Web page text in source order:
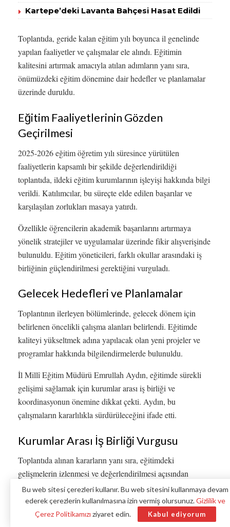
Kartepe’deki Lavanta Bahçesi Hasat Edildi
Toplantıda, geride kalan eğitim yılı boyunca il genelinde
yapılan faaliyetler ve çalışmalar ele alındı. Eğitimin
kalitesini artırmak amacıyla atılan adımların yanı sıra,
önümüzdeki eğitim dönemine dair hedefler ve planlamalar
üzerinde duruldu.
Eğitim Faaliyetlerinin Gözden
Geçirilmesi
2025-2026 eğitim öğretim yılı süresince yürütülen
faaliyetlerin kapsamlı bir şekilde değerlendirildiği
toplantıda, ildeki eğitim kurumlarının işleyişi hakkında bilgi
verildi. Katılımcılar, bu süreçte elde edilen başarılar ve
karşılaşılan zorlukları masaya yatırdı.
Özellikle öğrencilerin akademik başarılarını artırmaya
yönelik stratejiler ve uygulamalar üzerinde fikir alışverişinde
bulunuldu. Eğitim yöneticileri, farklı okullar arasındaki iş
birliğinin güçlendirilmesi gerektiğini vurguladı.
Gelecek Hedefleri ve Planlamalar
Toplantının ilerleyen bölümlerinde, gelecek dönem için
belirlenen öncelikli çalışma alanları belirlendi. Eğitimde
kaliteyi yükseltmek adına yapılacak olan yeni projeler ve
programlar hakkında bilgilendirmelerde bulunuldu.
İl Millî Eğitim Müdürü Emrullah Aydın, eğitimde sürekli
gelişimi sağlamak için kurumlar arası iş birliği ve
koordinasyonun önemine dikkat çekti. Aydın, bu
çalışmaların kararlılıkla sürdürüleceğini ifade etti.
Kurumlar Arası İş Birliği Vurgusu
Toplantıda alınan kararların yanı sıra, eğitimdeki
gelişmelerin izlenmesi ve değerlendirilmesi açısından
yapılacak iş birliklerinin de kritik olduğu belirtildi. Bu
bağlamda, çeşitli eğitim paydaşlarının aktif katılımı teşvik
edilecek.
Bu web sitesi çerezleri kullanır. Bu web sitesini kullanmaya devam
ederek çerezlerin kullanılmasına izin vermiş olursunuz.Gizlilik ve
Çerez Politikamızı ziyaret edin. Kabul ediyorum